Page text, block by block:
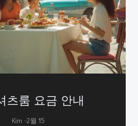
츠룸 요금 안내
Kim -2월 15